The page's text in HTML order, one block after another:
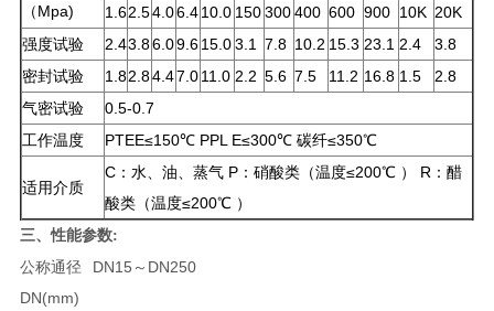
（Mpa)
1.62.54.06.410.0 150300400 600 900 10K 20K
强度试验
2.43.86.09.615.03.1 7.8 10.2 15.3 23.1 2.4
3.8
密封试验
1.82.84.47.011.0 2.2 5.6 7.5 11.2 16.8 1.5
2.8
气密试验
0.5-0.7
工作温度
PTEE≤150℃ PPL E≤300℃ 碳纤≤350℃
适用介质
C：水、油、蒸气 P：硝酸类（温度≤200℃ ） R：醋
酸类（温度≤200℃ ）
三、性能参数:
公称通径
DN(mm)
DN15～DN250